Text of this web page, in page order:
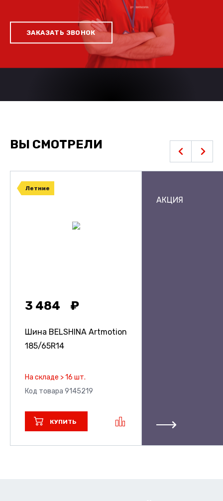
ЗАКАЗАТЬ ЗВОНОК
ВЫ СМОТРЕЛИ
Летние
3 484
Шина BELSHINA Artmotion
185/65R14
На складе > 16 шт.
Код товара 9145219
КУПИТЬ
АКЦИЯ